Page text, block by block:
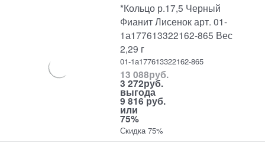
*Кольцо р.17,5 Черный
Фианит Лисенок арт. 01-
1а177613322162-865 Вес
2,29 г
01-1а177613322162-865
13 088руб.
3 272руб.
выгода
9 816 руб.
или
75%
Скидка 75%